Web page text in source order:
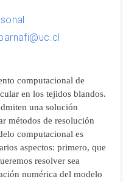
computacional de
en los tejidos blandos.
una solución
métodos de resolución
computacional es
aspectos: primero, que
resolver sea
numérica del modelo